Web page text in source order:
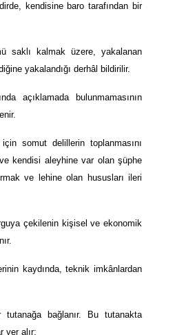
kendisine baro tarafından bir
saklı kalmak üzere, yakalanan
yakalandığı derhâl bildirilir.
açıklamada bulunmamasının
somut delillerin toplanmasını
kendisi aleyhine var olan şüphe
ve lehine olan hususları ileri
çekilenin kişisel ve ekonomik
kaydında, teknik imkânlardan
bağlanır. Bu tutanakta
yer alır: